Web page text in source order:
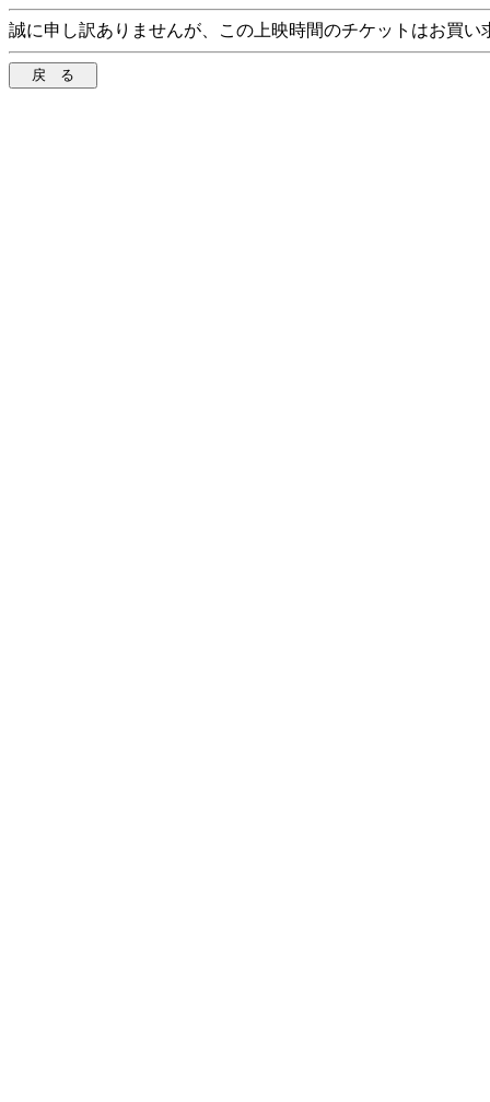
誠に申し訳ありませんが、この上映時間のチケットはお買い